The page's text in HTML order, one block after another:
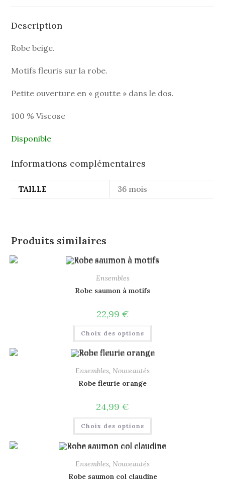
Description
Robe beige.
Motifs fleuris sur la robe.
Petite ouverture en « goutte » dans le dos.
100 % Viscose
Disponible
Informations complémentaires
TAILLE 36 mois
Produits similaires
Ensembles
Robe saumon à motifs
22,99 €
Choix des options
Ensembles, Nouveautés
Robe fleurie orange
24,99 €
Choix des options
Ensembles, Nouveautés
Robe saumon col claudine